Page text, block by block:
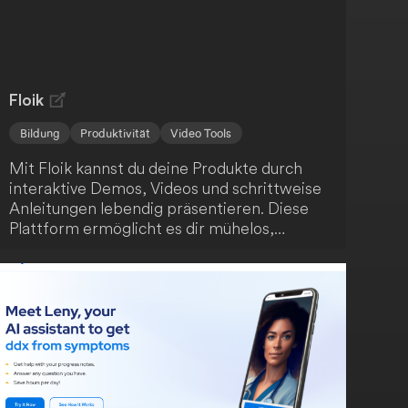
Floik
Bildung Produktivität Video Tools
Mit Floik kannst du deine Produkte durch
interaktive Demos, Videos und schrittweise
Anleitungen lebendig präsentieren. Diese
Plattform ermöglicht es dir mühelos,
auch wenn sich dein Produkt schnell
weiterentwickelt. Fördere das Verständnis
deiner Nutzer, steigere die
Kundenzufriedenheit und unterstütze die
Produktnutzung.